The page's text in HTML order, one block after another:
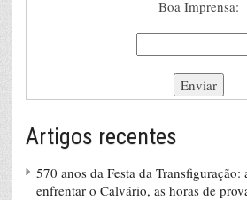
Boa Imprensa:
Artigos recentes
570 anos da Festa da
enfrentar o Calvário, as horas de